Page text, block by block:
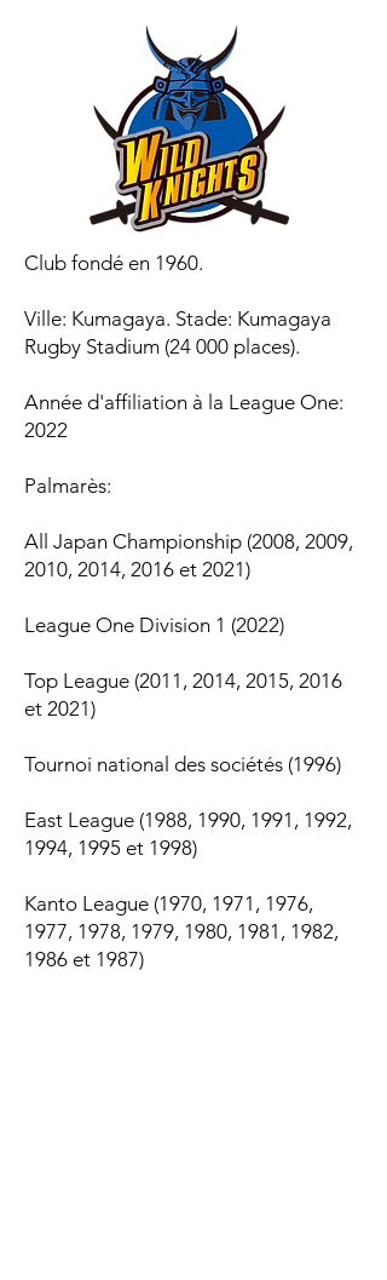
Club fondé en 1960.
Ville: Kumagaya. Stade: Kumagaya
Rugby Stadium (24 000 places).
Année d'affiliation à la League One:
2022
Palmarès:
All Japan Championship (2008, 2009,
2010, 2014, 2016 et 2021)
League One Division 1 (2022)
Top League (2011, 2014, 2015, 2016
et 2021)
Tournoi national des sociétés (1996)
East League (1988, 1990, 1991, 1992,
1994, 1995 et 1998)
Kanto League (1970, 1971, 1976,
1977, 1978, 1979, 1980, 1981, 1982,
1986 et 1987)​